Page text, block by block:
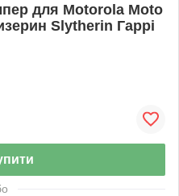
для Motorola Moto
Slytherin Гаррі